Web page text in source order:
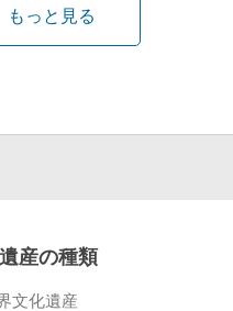
もっと見る
産の種類
文化遺産